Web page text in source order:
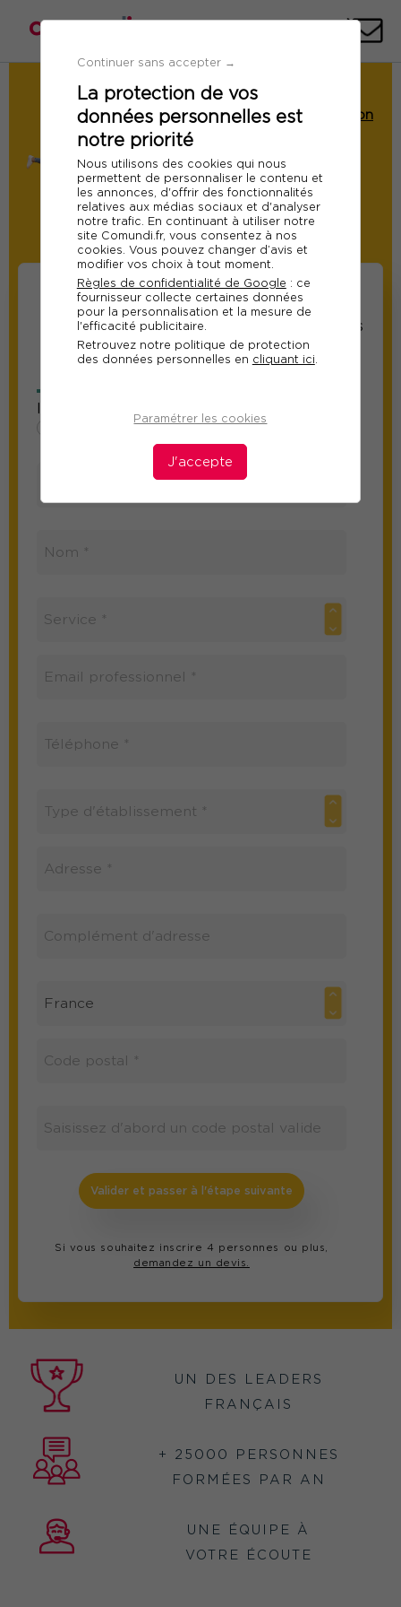
Continuer sans accepter →
La protection de vos
données personnelles est
notre priorité
Nous utilisons des cookies qui nous
permettent de personnaliser le contenu et
les annonces, d'offrir des fonctionnalités
relatives aux médias sociaux et d'analyser
notre trafic. En continuant à utiliser notre
site Comundi.fr, vous consentez à nos
cookies. Vous pouvez changer d’avis et
modifier vos choix à tout moment.
Règles de confidentialité de Google : ce
fournisseur collecte certaines données
pour la personnalisation et la mesure de
l'efficacité publicitaire.
Retrouvez notre politique de protection
des données personnelles en cliquant ici.
Paramétrer les cookies
J'accepte
Demande de Devis
Formation : Marketing et communication
digitale à l'ère de l'IA
Ref 11106
Du 26 au 27 janvier 2026
Modifier
Informations sur les
participants
Informations relatives
au responsable suivi
de la formation
Information sur le participant
Valider et passer à l'étape suivante
Si vous souhaitez inscrire 4 personnes ou plus,
demandez un devis.
UN DES LEADERS
FRANÇAIS
+ 25000 PERSONNES
FORMÉES PAR AN
UNE ÉQUIPE À
VOTRE ÉCOUTE